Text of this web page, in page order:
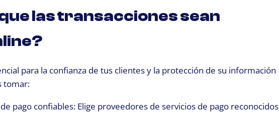
las transacciones sean
para la confianza de tus clientes y la protección de su información
tomar:
pago confiables: Elige proveedores de servicios de pago reconocidos